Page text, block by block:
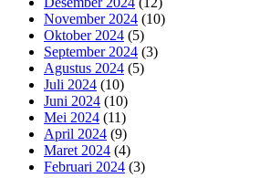
November 2024 (10)
Oktober 2024 (5)
September 2024 (3)
Agustus 2024 (5)
Juli 2024 (10)
Juni 2024 (10)
Mei 2024 (11)
April 2024 (9)
Maret 2024 (4)
Februari 2024 (3)